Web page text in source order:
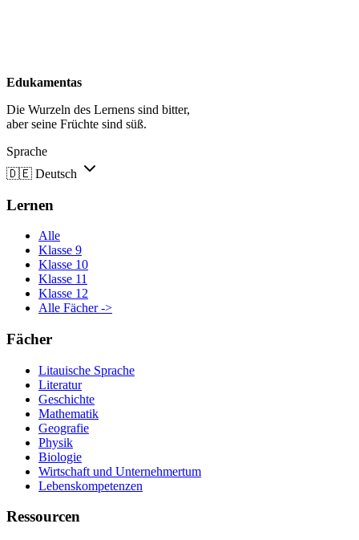
Edukamentas
Die Wurzeln des Lernens sind bitter,
aber seine Früchte sind süß.
Sprache
🇩🇪 Deutsch
Lernen
Alle
Klasse 9
Klasse 10
Klasse 11
Klasse 12
Alle Fächer ->
Fächer
Litauische Sprache
Literatur
Geschichte
Mathematik
Geografie
Physik
Biologie
Wirtschaft und Unternehmertum
Lebenskompetenzen
Ressourcen